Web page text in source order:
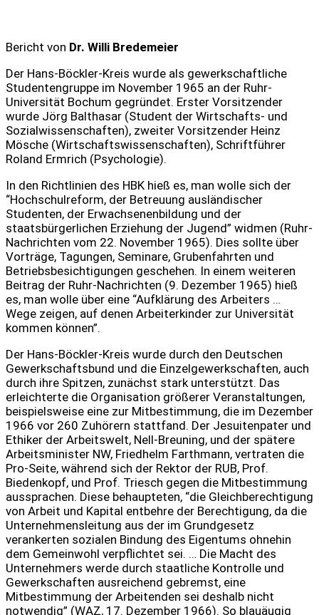
Bericht von Dr. Willi Bredemeier
Der Hans-Böckler-Kreis wurde als gewerkschaftliche
Studentengruppe im November 1965 an der Ruhr-
Universität Bochum gegründet. Erster Vorsitzender
wurde Jörg Balthasar (Student der Wirtschafts- und
Sozialwissenschaften), zweiter Vorsitzender Heinz
Mösche (Wirtschaftswissenschaften), Schriftführer
Roland Ermrich (Psychologie).
In den Richtlinien des HBK hieß es, man wolle sich der
“Hochschulreform, der Betreuung ausländischer
Studenten, der Erwachsenenbildung und der
staatsbürgerlichen Erziehung der Jugend” widmen (Ruhr-
Nachrichten vom 22. November 1965). Dies sollte über
Vorträge, Tagungen, Seminare, Grubenfahrten und
Betriebsbesichtigungen geschehen. In einem weiteren
Beitrag der Ruhr-Nachrichten (9. Dezember 1965) hieß
es, man wolle über eine “Aufklärung des Arbeiters …
Wege zeigen, auf denen Arbeiterkinder zur Universität
kommen können”.
Der Hans-Böckler-Kreis wurde durch den Deutschen
Gewerkschaftsbund und die Einzelgewerkschaften, auch
durch ihre Spitzen, zunächst stark unterstützt. Das
erleichterte die Organisation größerer Veranstaltungen,
beispielsweise eine zur Mitbestimmung, die im Dezember
1966 vor 260 Zuhörern stattfand. Der Jesuitenpater und
Ethiker der Arbeitswelt, Nell-Breuning, und der spätere
Arbeitsminister NW, Friedhelm Farthmann, vertraten die
Pro-Seite, während sich der Rektor der RUB, Prof.
Biedenkopf, und Prof. Triesch gegen die Mitbestimmung
aussprachen. Diese behaupteten, “die Gleichberechtigung
von Arbeit und Kapital entbehre der Berechtigung, da die
Unternehmensleitung aus der im Grundgesetz
verankerten sozialen Bindung des Eigentums ohnehin
dem Gemeinwohl verpflichtet sei. … Die Macht des
Unternehmers werde durch staatliche Kontrolle und
Gewerkschaften ausreichend gebremst, eine
Mitbestimmung der Arbeitenden sei deshalb nicht
notwendig” (WAZ, 17. Dezember 1966). So blauäugig